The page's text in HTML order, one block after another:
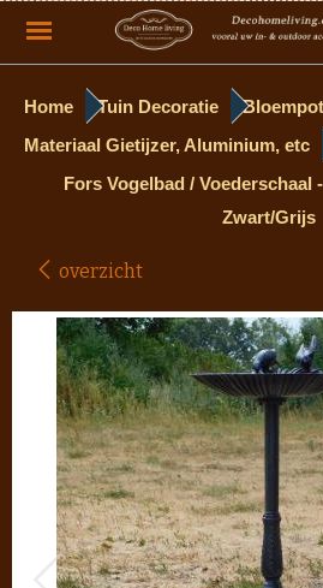
Home Tuin Decoratie
Materiaal Gietijzer, Aluminium, etc
Fors Vogelbad / Voederschaal
Zwart/Grijs
overzicht